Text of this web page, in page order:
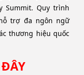
Summit. Quy trình
trợ đa ngôn ngữ
thương hiệu quốc